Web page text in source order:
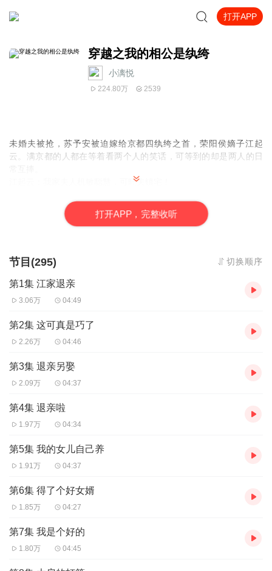
打开APP
穿越之我的相公是纨绔
小漓悦
224.80万 2539
未婚夫被抢，苏予安被迫嫁给京都四纨绔之首，荣阳侯嫡子江起
云。满京都的人都在等着看两个人的笑话，可等到的却是两人的日
江起云：我家夫人机敏聪慧，可旺夫镇宅！
京都贵族：你们说的是我们认识的那两个人？
京都百姓：实乃京都夫妇典范啊！
打开APP，完整收听
节目(295) 切换顺序
第1集 江家退亲
3.06万 04:49
第2集 这可真是巧了
2.26万 04:46
第3集 退亲另娶
2.09万 04:37
第4集 退亲啦
1.97万 04:34
第5集 我的女儿自己养
1.91万 04:37
第6集 得了个好女婿
1.85万 04:27
第7集 我是个好的
1.80万 04:45